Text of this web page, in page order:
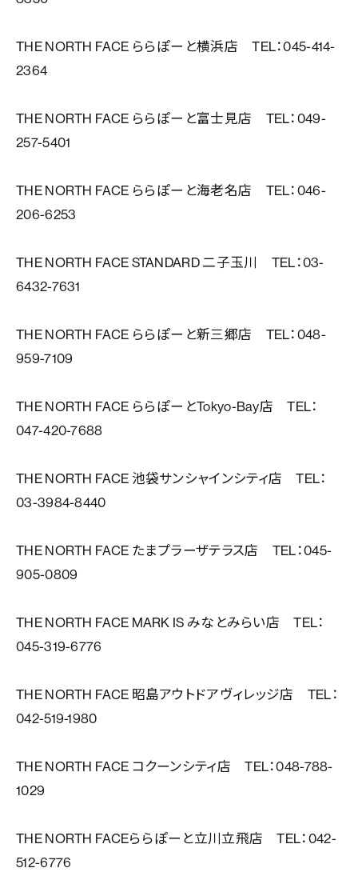
THE NORTH FACE ららぽーと横浜店 TEL：045-414-
2364
THE NORTH FACE ららぽーと富士見店 TEL：049-
257-5401
THE NORTH FACE ららぽーと海老名店 TEL：046-
206-6253
THE NORTH FACE STANDARD 二子玉川 TEL：03-
6432-7631
THE NORTH FACE ららぽーと新三郷店 TEL：048-
959-7109
THE NORTH FACE ららぽーとTokyo-Bay店 TEL：
047-420-7688
THE NORTH FACE 池袋サンシャインシティ店 TEL：
03-3984-8440
THE NORTH FACE たまプラーザテラス店 TEL：045-
905-0809
THE NORTH FACE MARK IS みなとみらい店 TEL：
045-319-6776
THE NORTH FACE 昭島アウトドアヴィレッジ店 TEL：
042-519-1980
THE NORTH FACE コクーンシティ店 TEL：048-788-
1029
THE NORTH FACEららぽーと立川立飛店 TEL：042-
512-6776